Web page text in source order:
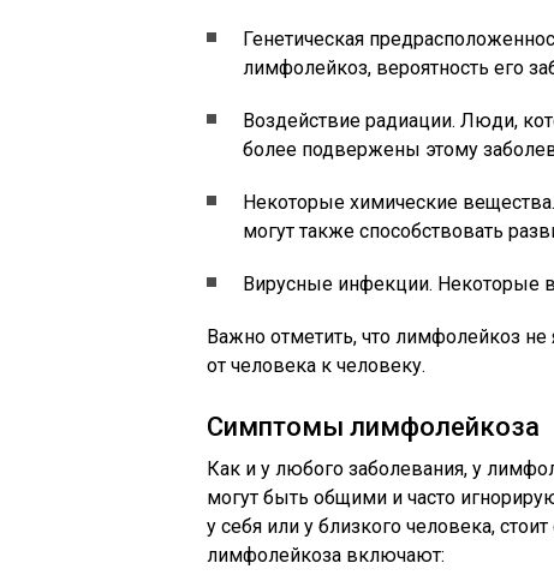
Генетическая
лимфолейкоз, вероятность его
Воздействие радиации. Люди,
более подвержены этому
Некоторые химические
могут также способствовать
Вирусные инфекции. Некоторые
Важно отметить, что лимфолейкоз не
от человека к человеку.
Симптомы лимфолейкоза
Как и у любого заболевания, у
могут быть общими и часто
у себя или у близкого человека,
лимфолейкоза включают: